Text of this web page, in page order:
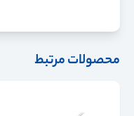
محصولات مرتبط